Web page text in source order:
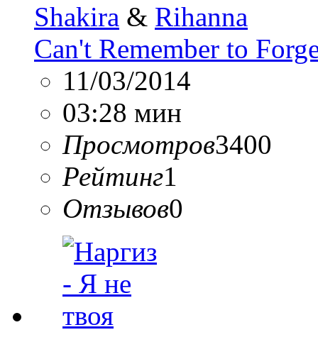
Shakira & Rihanna
Can't Remember to
11/03/2014
03:28 мин
Просмотров3400
Рейтинг1
Отзывов0